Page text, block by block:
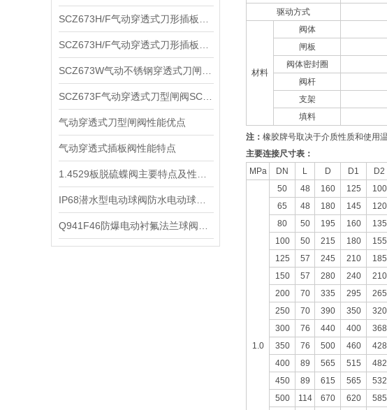
气动穿透式刀型闸阀性能优点
气动穿透式插板阀性能特点
驱动方式
材料
阀体
闸板
阀体密封圈
阀杆
支架
填料
注： 橡胶牌号取决于介质性质和使用
主要连接尺寸表：
MPa
DN L D D1 D2
1.0
50 48 160 125 100
65
48 180 145 120
80
50 195 160 135
100
50 215 180 155
125
57 245 210 185
150
57 280 240 210
200
70 335 295 265
250
70 390 350 320
300
76 440 400 368
350
76 500 460 428
400
89 565 515 482
450
89 615 565 532
500
114 670 620 585